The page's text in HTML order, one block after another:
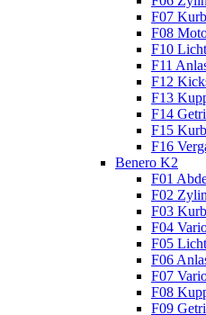
F07
F08
F10
F11
F12
F13
F14
F15
F16
Benero K2
F01
F02
F03
F04
F05
F06
F07
F08
F09